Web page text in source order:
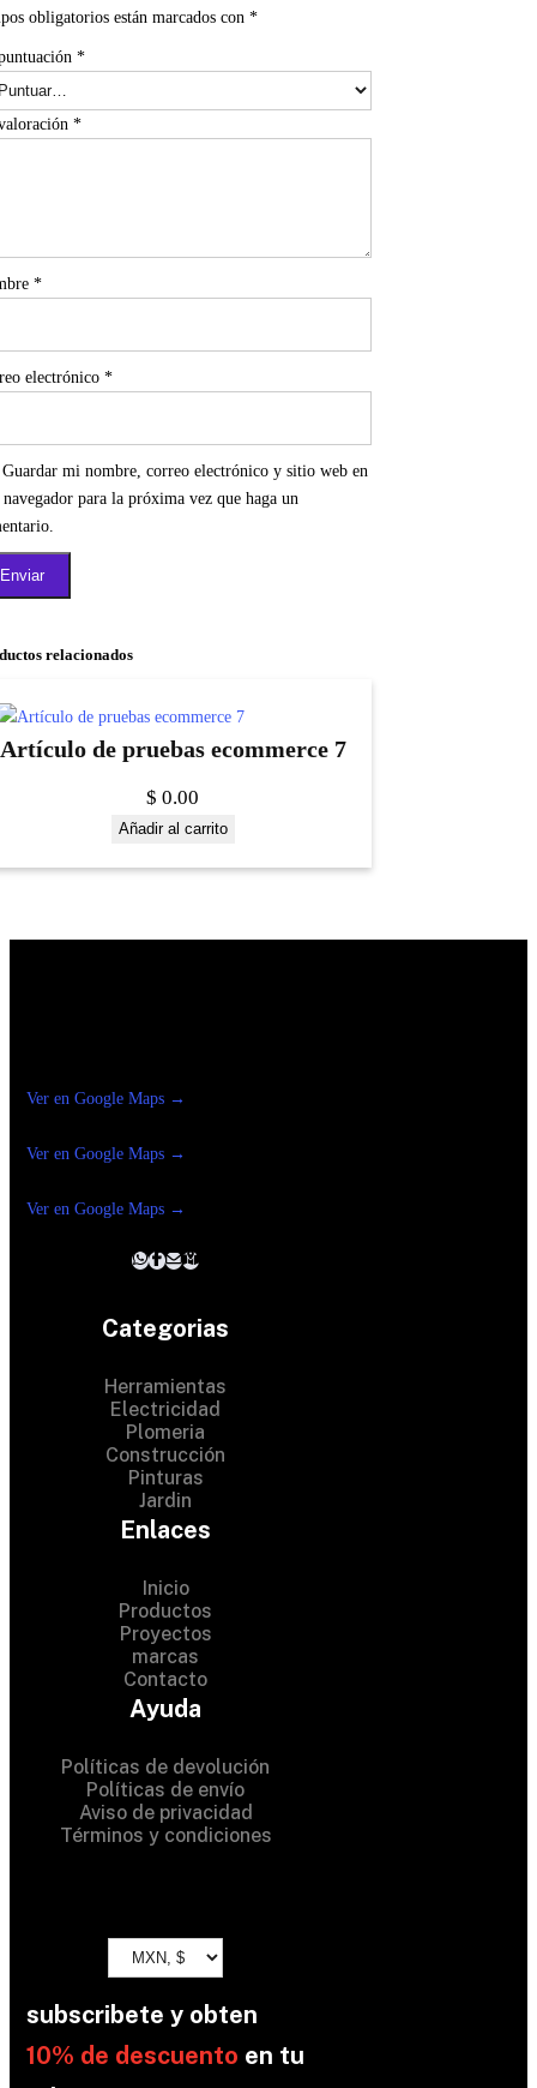
obligatorios están marcados con *
*
*
*
electrónico *
Guardar mi nombre, correo electrónico y sitio web en
navegador para la próxima vez que haga un
relacionados
Artículo de pruebas ecommerce 7
$ 0.00
Añadir al carrito
Ver en Google Maps →
Ver en Google Maps →
Ver en Google Maps →
Categorias
Herramientas
Electricidad
Plomeria
Construcción
Pinturas
Jardin
Enlaces
Inicio
Productos
Proyectos
marcas
Contacto
Ayuda
Políticas de devolución
Políticas de envío
Aviso de privacidad
Términos y condiciones
subscribete y obten
10% de descuento en tu